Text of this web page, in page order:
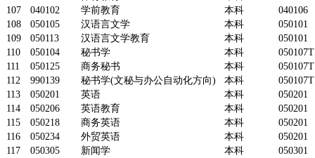
107
040102 学前教育 本科
040106
108
050105 汉语言文学 本科
050101
109
050113 汉语言文学教育 本科
050101
110
050104 秘书学 本科
050107T
111
050125 商务秘书 本科
050107T
112
990139 秘书学(文秘与办公自动化方向) 本科
050107T
113
050201 英语 本科
050201
114
050206 英语教育 本科
050201
115
050218 商务英语 本科
050201
116
050234 外贸英语 本科
050201
117
050305 新闻学 本科
050301